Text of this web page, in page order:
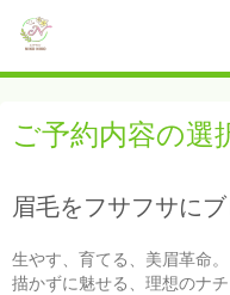
ご予約内容の選
眉毛をフサフサに
生やす、育てる、美眉革命。
描かずに魅せる、理想のナチ